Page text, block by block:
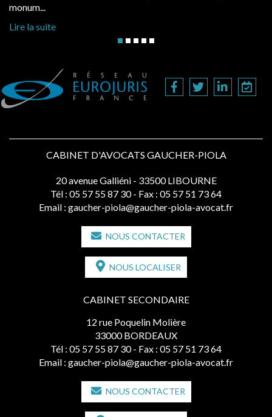
monum...
Lire la suite
CABINET D'AVOCATS GAUCHER-PIOLA
20 avenue Galliéni - 33500 LIBOURNE
Tél : 05 57 55 87 30 - Fax : 05 57 51 73 64
Email : gaucher-piola@gaucher-piola-avocat.fr
NOUS CONTACTER
NOUS LOCALISER
CABINET SECONDAIRE
12 rue Poquelin Molière
33000 BORDEAUX
Tél : 05 57 55 87 30 - Fax : 05 57 51 73 64
Email : gaucher-piola@gaucher-piola-avocat.fr
NOUS CONTACTER